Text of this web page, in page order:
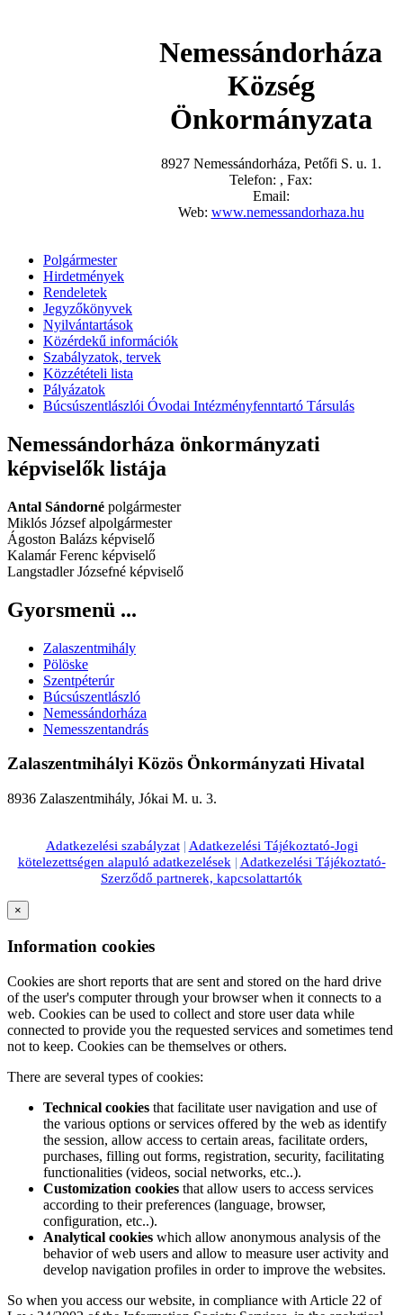
Nemessándorháza
Község
Önkormányzata
8927 Nemessándorháza, Petőfi S. u. 1.
Telefon: , Fax:
Email:
Web: www.nemessandorhaza.hu
Polgármester
Hirdetmények
Rendeletek
Jegyzőkönyvek
Nyilvántartások
Közérdekű információk
Szabályzatok, tervek
Közzétételi lista
Pályázatok
Búcsúszentlászlói Óvodai Intézményfenntartó Társulás
Nemessándorháza önkormányzati
képviselők listája
Antal Sándorné polgármester
Miklós József alpolgármester
Ágoston Balázs képviselő
Kalamár Ferenc képviselő
Langstadler Józsefné képviselő
Gyorsmenü ...
Zalaszentmihály
Pölöske
Szentpéterúr
Búcsúszentlászló
Nemessándorháza
Nemesszentandrás
Zalaszentmihályi Közös Önkormányzati Hivatal
8936 Zalaszentmihály, Jókai M. u. 3.
Adatkezelési szabályzat| Adatkezelési Tájékoztató-Jogi
kötelezettségen alapuló adatkezelések | Adatkezelési Tájékoztató-
Szerződő partnerek, kapcsolattartók
×
Information cookies
Cookies are short reports that are sent and stored on the hard drive
of the user's computer through your browser when it connects to a
web. Cookies can be used to collect and store user data while
connected to provide you the requested services and sometimes tend
not to keep. Cookies can be themselves or others.
There are several types of cookies:
Technical cookies that facilitate user navigation and use of
the various options or services offered by the web as identify
the session, allow access to certain areas, facilitate orders,
purchases, filling out forms, registration, security, facilitating
functionalities (videos, social networks, etc..).
Customization cookies that allow users to access services
according to their preferences (language, browser,
configuration, etc..).
Analytical cookies which allow anonymous analysis of the
behavior of web users and allow to measure user activity and
develop navigation profiles in order to improve the websites.
So when you access our website, in compliance with Article 22 of